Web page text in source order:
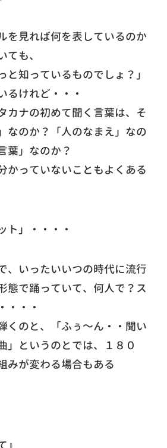
を見れば何を表しているのか
も、
と知っているものでしょ？」
るけれど・・・
カナの初めて聞く言葉は、そ
なのか？「人のなまえ」なの
葉」なのか？
かっていないこともよくある
ト」・・・・
、いったいいつの時代に流行
態で踊っていて、何人で？ス
・・・
くのと、「ふぅ～ん・・聞い
」というのとでは、１８０
みが変わる場合もある